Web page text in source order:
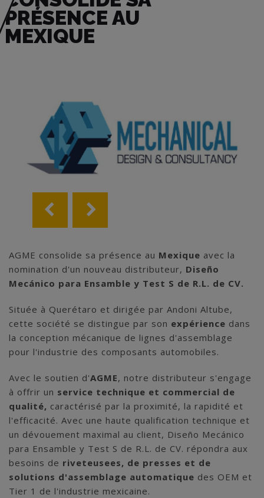
PRÉSENCE AU
MEXIQUE
AGME consolide sa présence au Mexique avec la
nomination d'un nouveau distributeur, Diseño
Mecánico para Ensamble y Test S de R.L. de CV.
Située à Querétaro et dirigée par Andoni Altube,
cette société se distingue par son expérience dans
la conception mécanique de lignes d'assemblage
pour l'industrie des composants automobiles.
Avec le soutien d'AGME, notre distributeur s'engage
à offrir un service technique et commercial de
qualité, caractérisé par la proximité, la rapidité et
l'efficacité. Avec une haute qualification technique et
un dévouement maximal au client, Diseño Mecánico
para Ensamble y Test S de R.L. de CV. répondra aux
besoins de riveteusees, de presses et de
solutions d'assemblage automatique des OEM et
Tier 1 de l'industrie mexicaine.